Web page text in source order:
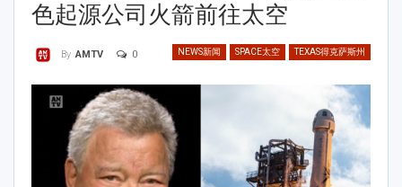
色起源公司火箭前往太空
NEWS新闻 SPACE太空 TEXAS得克萨斯州
By AMTV 0